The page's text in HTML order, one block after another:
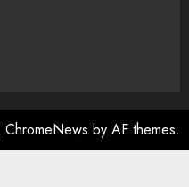
ChromeNews by AF themes.